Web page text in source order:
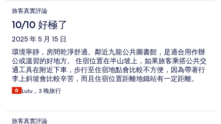
旅客真實評論
10/10 好極了
2025 年 5 月 15 日
環境寧靜，房間乾淨舒適。鄰近九龍公共圖書館，是適合用作辦
公或溫習的好地方。 住宿位置在半山坡上，如果旅客乘搭公共交
通工具在附近下車，步行至住宿地點會比較不方便，因為帶著行
李上斜坡會比較辛苦，而且住宿位置距離地鐵站有一定距離。
Lulu，3 晚旅行
旅客真實評論